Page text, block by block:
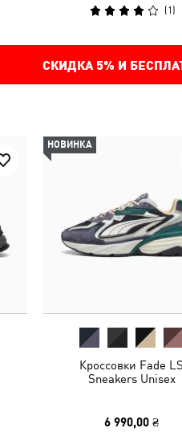
(1 )
СКИДКА 5% И
НОВИНКА
Кроссовки Fade LS
Sneakers Unisex
6 990,00 ₴